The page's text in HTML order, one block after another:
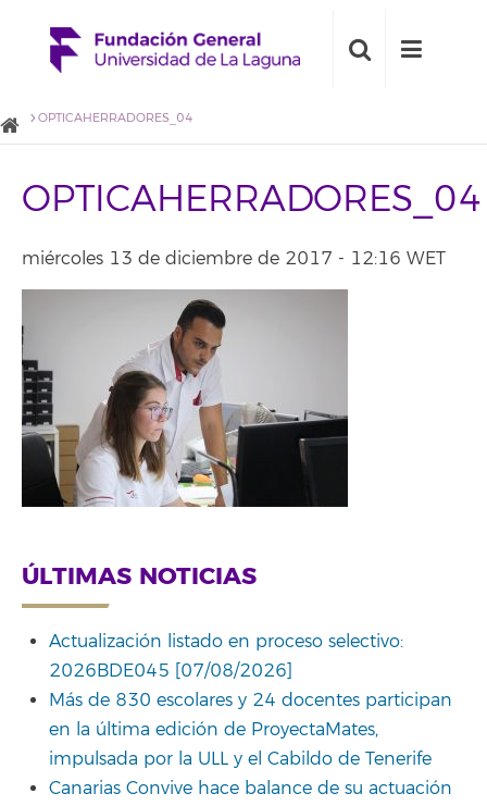
OPTICAHERRADORES_04
OPTICAHERRADORES_04
miércoles 13 de diciembre de 2017 - 12:16 WET
ÚLTIMAS NOTICIAS
Actualización listado en proceso selectivo:
2026BDE045 [07/08/2026]
Más de 830 escolares y 24 docentes participan
en la última edición de ProyectaMates,
impulsada por la ULL y el Cabildo de Tenerife
Canarias Convive hace balance de su actuación